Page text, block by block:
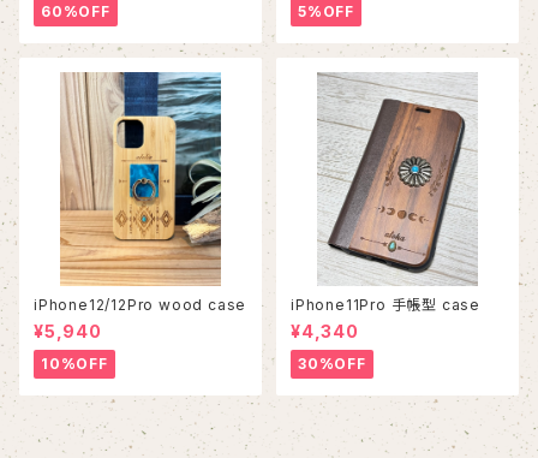
60%OFF 5%OFF
iPhone12/12Pro wood case
¥5,940
10%OFF
iPhone11Pro 手帳型 case
¥4,340
30%OFF